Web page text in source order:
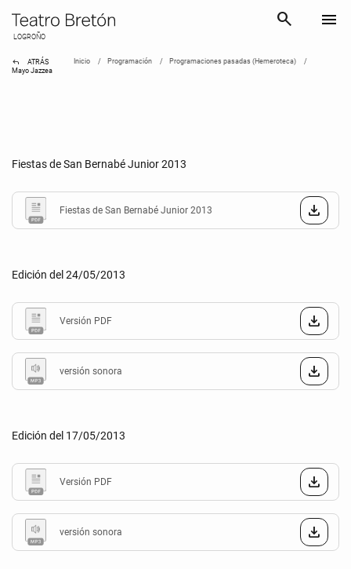
LOGROÑO
search menu
reply ATRÁS Inicio Programación
Programaciones pasadas (Hemeroteca)
Mayo Jazzea
Fiestas de San Bernabé Junior 2013
Fiestas de San Bernabé Junior 2013
Edición del 24/05/2013
Versión PDF
versión sonora
Edición del 17/05/2013
Versión PDF
versión sonora